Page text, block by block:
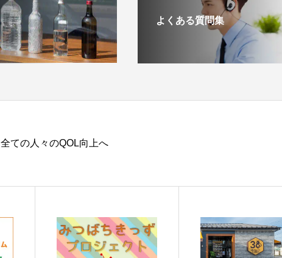
よくある質問集
全ての人々のQOL向上へ